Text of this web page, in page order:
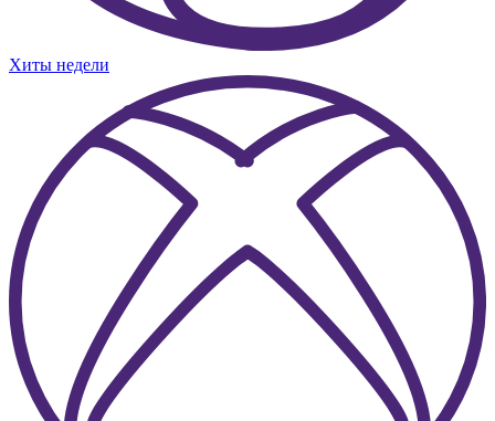
Хиты недели